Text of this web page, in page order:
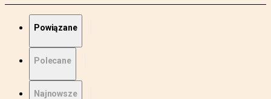
Powiązane
Polecane
Najnowsze